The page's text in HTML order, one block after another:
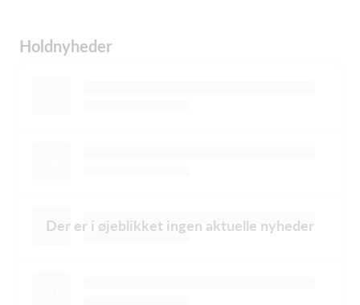
Holdnyheder
Der er i øjeblikket ingen aktuelle nyheder